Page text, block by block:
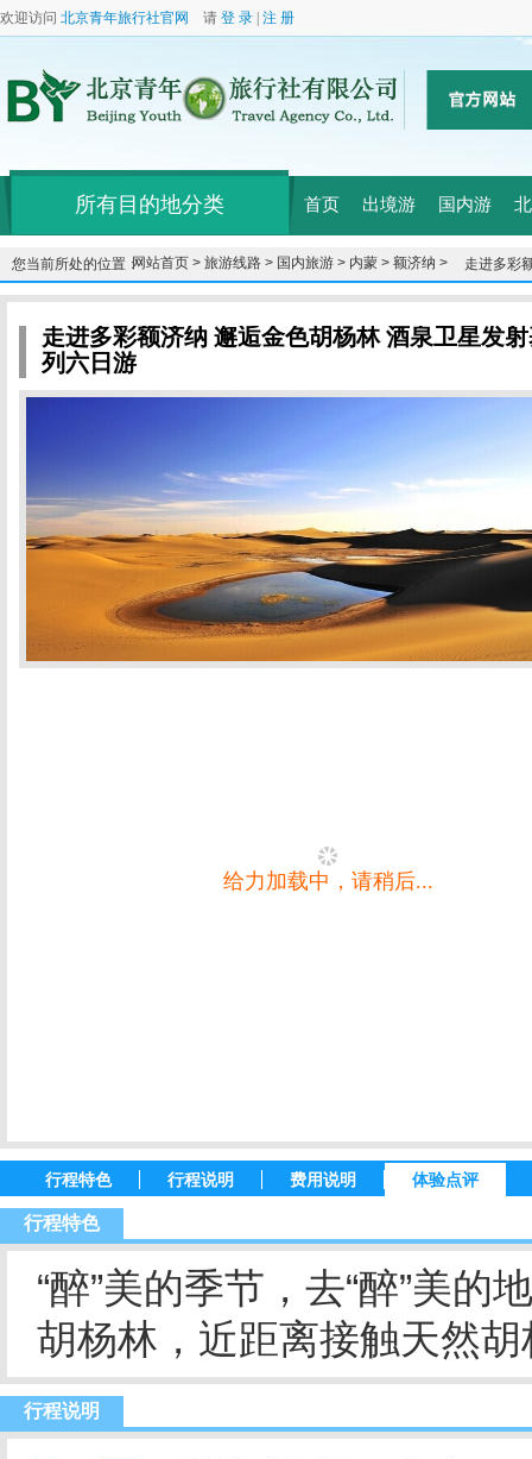
欢迎访问 北京青年旅行社官网 请 登 录 注 册
所有目的地分类 首页 出境游 国内游
您当前所处的位置：网站首页 > 旅游线路 > 国内旅游 > 内蒙 > 额济纳 >
走进多彩
济纳胡杨
走进多彩额济纳 邂逅金色胡杨林 酒泉卫星发
列六日游
给力加载中，请稍后...
行程特色 行程说明 费用说明 体验点评
行程特色
“醉”美的季节，去“醉”美
胡杨林，近距离接触天然
行程说明